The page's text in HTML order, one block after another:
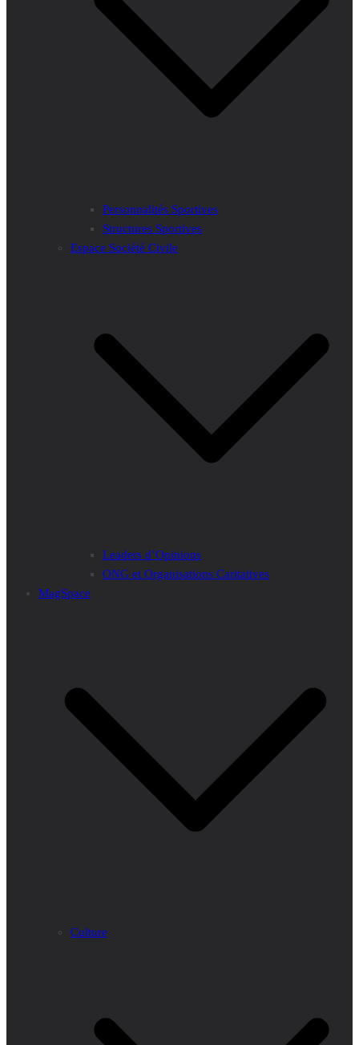
Personnalités Sportives
Structures Sportives
Espace Société Civile
Leaders d’Opinions
ONG et Organisations Caritatives
MagSpace
Culture